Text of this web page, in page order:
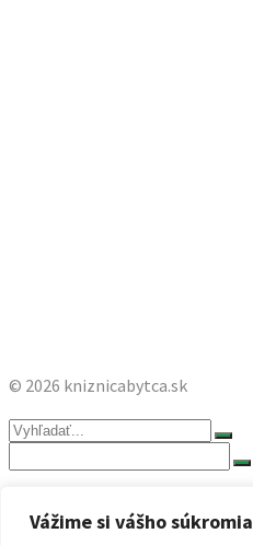
Vážime si vášho súkromia
© 2026 kniznicabytca.sk
Search
Online-katalóg